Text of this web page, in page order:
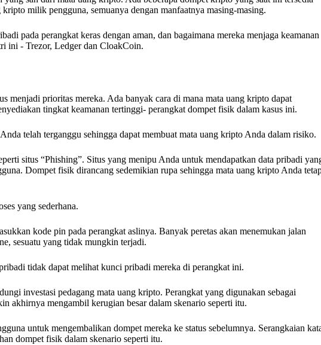
milik pengguna, semuanya dengan manfaatnya masing-masing.
pada perangkat keras dengan aman, dan bagaimana mereka menjaga keamanan
ini - Trezor, Ledger dan CloakCoin.
menjadi prioritas mereka. Ada banyak cara di mana mata uang kripto dapat
tingkat keamanan tertinggi- perangkat dompet fisik dalam kasus ini.
telah terganggu sehingga dapat membuat mata uang kripto Anda dalam risiko.
situs “Phishing”. Situs yang menipu Anda untuk mendapatkan data pribadi
Dompet fisik dirancang sedemikian rupa sehingga mata uang kripto Anda
yang sederhana.
kode pin pada perangkat aslinya. Banyak peretas akan menemukan jalan
sesuatu yang tidak mungkin terjadi.
tidak dapat melihat kunci pribadi mereka di perangkat ini.
investasi pedagang mata uang kripto. Perangkat yang digunakan sebagai
akhirnya mengambil kerugian besar dalam skenario seperti itu.
untuk mengembalikan dompet mereka ke status sebelumnya. Serangkaian
dompet fisik dalam skenario seperti itu.